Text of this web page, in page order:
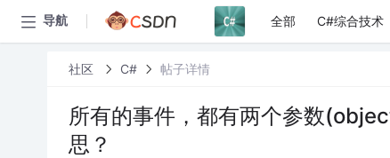
导航 全部 C#综合技术
社区 C# 帖子详情
所有的事件，都有两个参数
思？